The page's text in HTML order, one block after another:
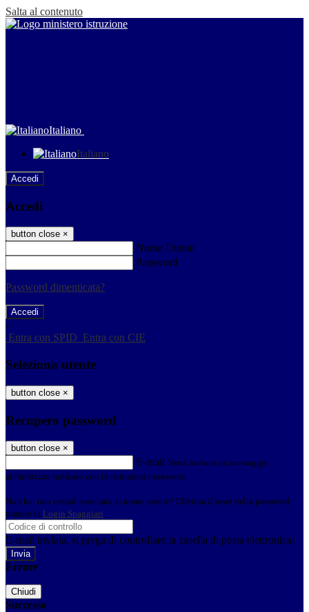
Salta al contenuto
Italiano
Italiano
Accedi
Accedi
button close ×
Nome Utente
Password
Password dimenticata?
-
Entra con SPID Entra con CIE
Seleziona utente
button close ×
Recupero password
button close ×
E-mail Verrà inviato un messaggio
all'indirizzo indicato con le istruzioni necessarie.
Non hai una e-mail associata al nome utente? Effettua il reset della password
tramite la Login Spaggiari
E-mail inviata, si prega di controllare la casella di posta elettronica!
Errore
Chiudi
Successo